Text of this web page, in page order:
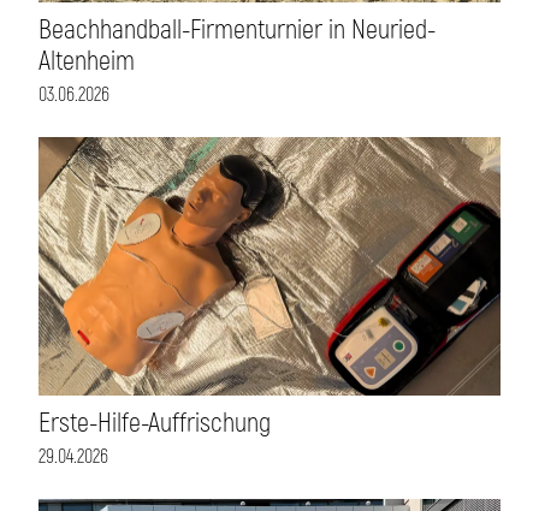
Beachhandball-Firmenturnier in Neuried-
Altenheim
03.06.2026
Erste-Hilfe-Auffrischung
29.04.2026